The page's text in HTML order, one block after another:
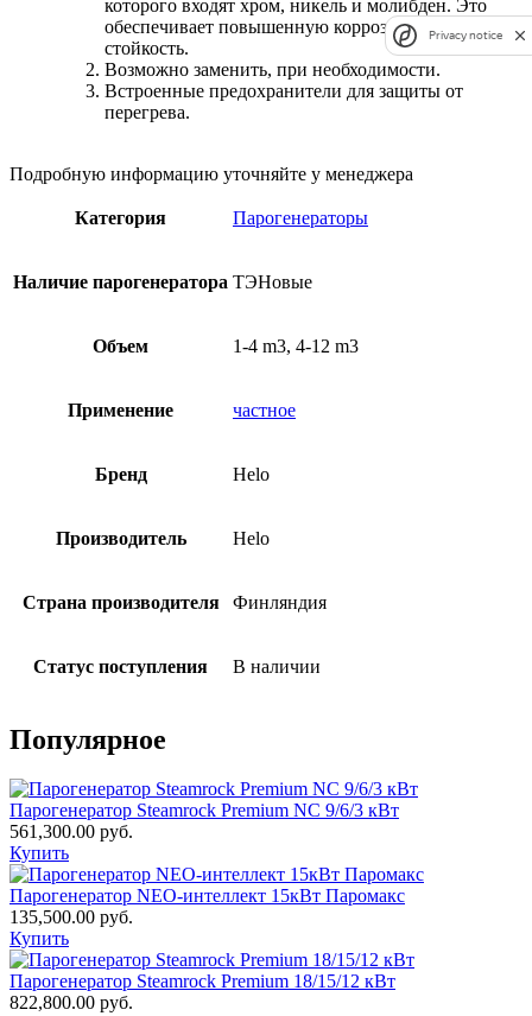
которого входят хром, никель и молибден. Это
обеспечивает повышенную коррозионную
стойкость.
Возможно заменить, при необходимости.
Встроенные предохранители для защиты от
перегрева.
Подробную информацию уточняйте у менеджера
Категория Парогенераторы
Наличие парогенератора ТЭНовые
Объем 1-4 m3, 4-12 m3
Применение частное
Бренд Helo
Производитель Helo
Страна производителя Финляндия
Статус поступления В наличии
Популярное
Парогенератор Steamrock Premium NC 9/6/3 кВт
561,300.00 руб.
Купить
Парогенератор NEO-интеллект 15кВт Паромакс
135,500.00 руб.
Купить
Парогенератор Steamrock Premium 18/15/12 кВт
822,800.00 руб.
Privacy notice